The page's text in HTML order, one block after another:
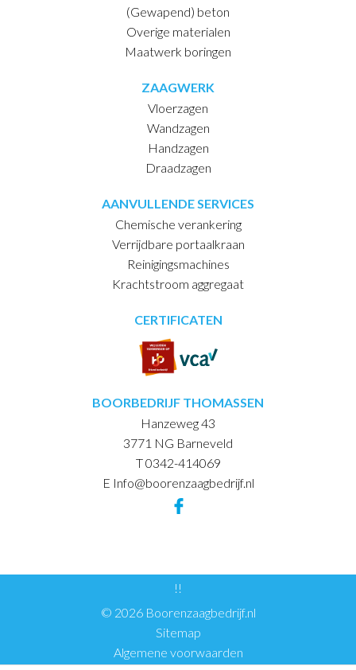
(Gewapend) beton
Overige materialen
Maatwerk boringen
ZAAGWERK
Vloerzagen
Wandzagen
Handzagen
Draadzagen
AANVULLENDE SERVICES
Chemische verankering
Verrijdbare portaalkraan
Reinigingsmachines
Krachtstroom aggregaat
CERTIFICATEN
BOORBEDRIJF THOMASSEN
Hanzeweg 43
3771 NG Barneveld
T 0342-414069
E Info@boorenzaagbedrijf.nl
!!
© 2026 Boorenzaagbedrijf.nl
Sitemap
Algemene voorwaarden